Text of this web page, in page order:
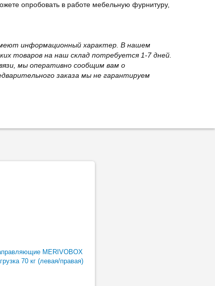
опробовать в работе мебельную фурнитуру,
информационный характер. В нашем
товаров на наш склад потребуется 1-7 дней.
мы оперативно сообщим вам о
заказа мы не гарантируем
MERIVOBOX
70 кг (левая/правая)